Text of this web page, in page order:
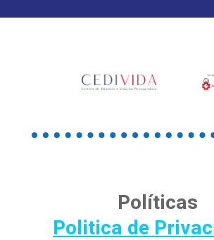
Políticas
Politica de